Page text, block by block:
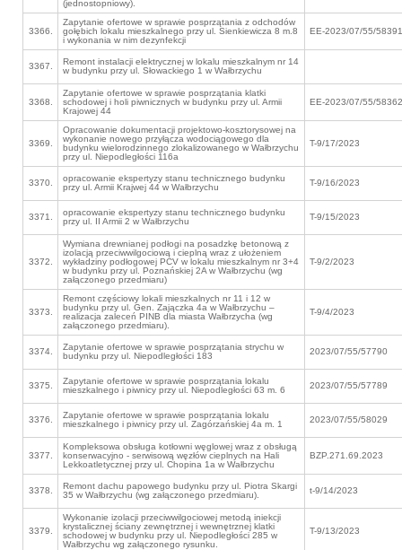
(jednostopniowy).
3366.
Zapytanie ofertowe w sprawie posprzątania z odchodów
gołębich lokalu mieszkalnego przy ul. Sienkiewicza 8 m.8
i wykonania w nim dezynfekcji
EE-2023/07/55/58391
3367.
Remont instalacji elektrycznej w lokalu mieszkalnym nr 14
w budynku przy ul. Słowackiego 1 w Wałbrzychu
3368.
Zapytanie ofertowe w sprawie posprzątania klatki
schodowej i holi piwnicznych w budynku przy ul. Armii
Krajowej 44
EE-2023/07/55/58362
3369.
Opracowanie dokumentacji projektowo-kosztorysowej na
wykonanie nowego przyłącza wodociągowego dla
budynku wielorodzinnego zlokalizowanego w Wałbrzychu
przy ul. Niepodległości 116a
T-9/17/2023
3370.
opracowanie ekspertyzy stanu technicznego budynku
przy ul. Armii Krajwej 44 w Wałbrzychu
T-9/16/2023
3371.
opracowanie ekspertyzy stanu technicznego budynku
przy ul. II Armii 2 w Wałbrzychu
T-9/15/2023
3372.
Wymiana drewnianej podłogi na posadzkę betonową z
izolacją przeciwwilgociową i cieplną wraz z ułożeniem
wykładziny podłogowej PCV w lokalu mieszkalnym nr 3+4
w budynku przy ul. Poznańskiej 2A w Wałbrzychu (wg
załączonego przedmiaru)
T-9/2/2023
3373.
Remont częściowy lokali mieszkalnych nr 11 i 12 w
budynku przy ul. Gen. Zajączka 4a w Wałbrzychu –
realizacja zaleceń PINB dla miasta Wałbrzycha (wg
załączonego przedmiaru).
T-9/4/2023
3374.
Zapytanie ofertowe w sprawie posprzątania strychu w
budynku przy ul. Niepodległości 183
2023/07/55/57790
3375.
Zapytanie ofertowe w sprawie posprzątania lokalu
mieszkalnego i piwnicy przy ul. Niepodległości 63 m. 6
2023/07/55/57789
3376.
Zapytanie ofertowe w sprawie posprzątania lokalu
mieszkalnego i piwnicy przy ul. Zagórzańskiej 4a m. 1
2023/07/55/58029
3377.
Kompleksowa obsługa kotłowni węglowej wraz z obsługą
konserwacyjno - serwisową węzłów cieplnych na Hali
Lekkoatletycznej przy ul. Chopina 1a w Wałbrzychu
BZP.271.69.2023
3378.
Remont dachu papowego budynku przy ul. Piotra Skargi
35 w Wałbrzychu (wg załączonego przedmiaru).
t-9/14/2023
3379.
Wykonanie izolacji przeciwwilgociowej metodą iniekcji
krystalicznej ściany zewnętrznej i wewnętrznej klatki
schodowej w budynku przy ul. Niepodległości 285 w
Wałbrzychu wg załączonego rysunku.
T-9/13/2023